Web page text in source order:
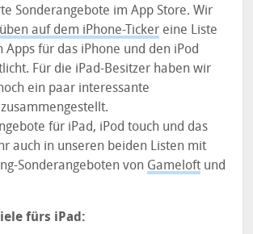
Sonderangebote im App Store. Wir
auf dem iPhone-Ticker eine Liste
für das iPhone und den iPod
Für die iPad-Besitzer haben wir
ein paar interessante
für iPad, iPod touch und das
auch in unseren beiden Listen mit
Sonderangeboten von Gameloft und
fürs iPad: